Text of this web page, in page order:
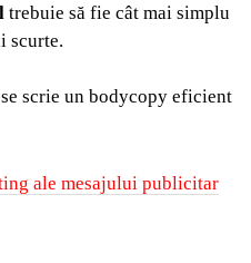
trebuie să fie cât mai simplu
scurte.
scrie un bodycopy eficient
ale mesajului publicitar